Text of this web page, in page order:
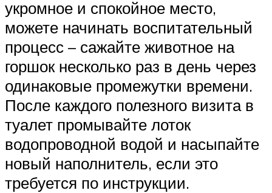
укромное и спокойное место,
можете начинать воспитательный
процесс – сажайте животное на
горшок несколько раз в день через
одинаковые промежутки времени.
После каждого полезного визита в
туалет промывайте лоток
водопроводной водой и насыпайте
новый наполнитель, если это
требуется по инструкции.